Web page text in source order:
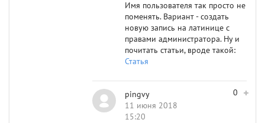
Имя пользователя так просто не
поменять. Вариант - создать
новую запись на латинице с
правами администратора. Ну и
почитать статьи, вроде такой:
Статья
0
pingvy
11 июня 2018
15:20